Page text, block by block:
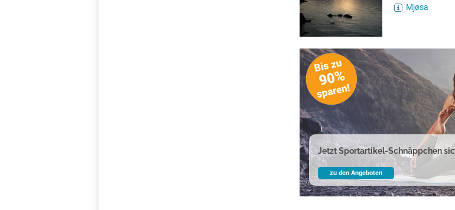
Mjøsa
Jetzt Sportartikel-Schnäppchen
zu den Angeboten